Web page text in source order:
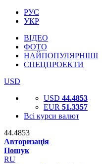
РУС
УКР
ВІДЕО
ФОТО
НАЙПОПУЛЯРНІШІ
СПЕЦПРОЕКТИ
USD
USD 44.4853
EUR 51.3357
Всі курси валют
44.4853
Авторизація
Пошук
RU